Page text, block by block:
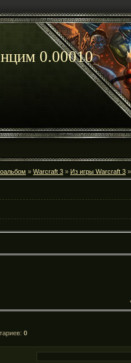
0.00010
» Warcraft 3 » Из игры Warcraft 3
: 0